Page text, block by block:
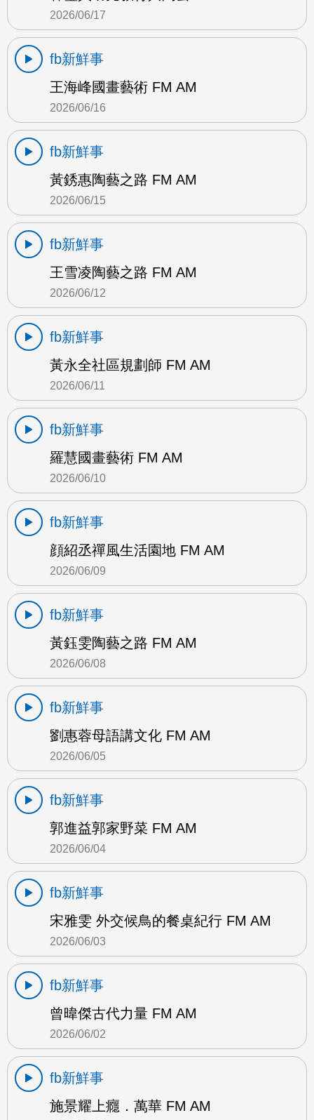
2026/06/17
fb新鮮事
王海峰國畫藝術 FM AM
2026/06/16
fb新鮮事
黃銹惠陶藝之路 FM AM
2026/06/15
fb新鮮事
王雪凌陶藝之路 FM AM
2026/06/12
fb新鮮事
黃永全社區規劃師 FM AM
2026/06/11
fb新鮮事
羅慧國畫藝術 FM AM
2026/06/10
fb新鮮事
顔紹丞禪風生活園地 FM AM
2026/06/09
fb新鮮事
黃鈺雯陶藝之路 FM AM
2026/06/08
fb新鮮事
劉惠蓉母語講文化 FM AM
2026/06/05
fb新鮮事
郭進益郭家野菜 FM AM
2026/06/04
fb新鮮事
宋雅雯 外交候鳥的餐桌紀行 FM AM
2026/06/03
fb新鮮事
曾暐傑古代力量 FM AM
2026/06/02
fb新鮮事
施景耀上癮．萬華 FM AM